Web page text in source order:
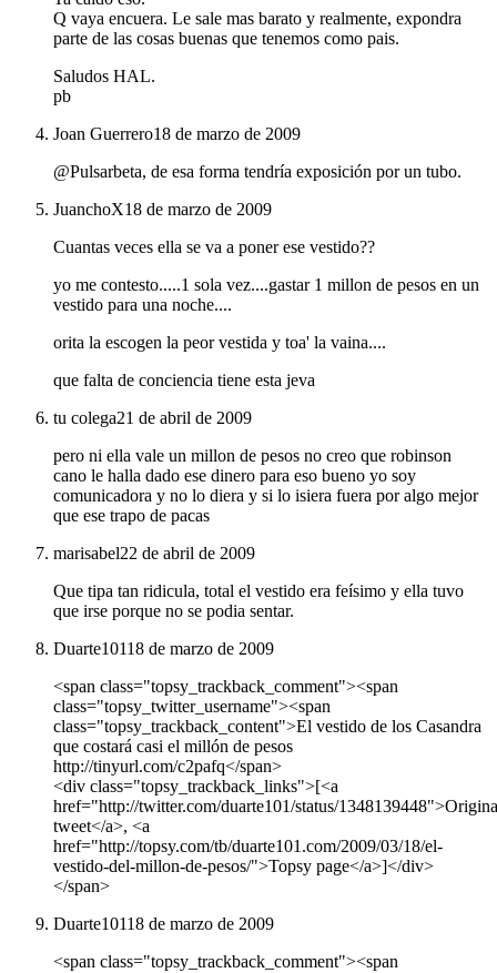
Q vaya encuera. Le sale mas barato y realmente, expondra
parte de las cosas buenas que tenemos como pais.
Saludos HAL.
pb
Joan Guerrero18 de marzo de 2009
@Pulsarbeta, de esa forma tendría exposición por un tubo.
JuanchoX18 de marzo de 2009
Cuantas veces ella se va a poner ese vestido??
yo me contesto.....1 sola vez....gastar 1 millon de pesos en un
vestido para una noche....
orita la escogen la peor vestida y toa' la vaina....
que falta de conciencia tiene esta jeva
tu colega21 de abril de 2009
pero ni ella vale un millon de pesos no creo que robinson
cano le halla dado ese dinero para eso bueno yo soy
comunicadora y no lo diera y si lo isiera fuera por algo mejor
que ese trapo de pacas
marisabel22 de abril de 2009
Que tipa tan ridicula, total el vestido era feísimo y ella tuvo
que irse porque no se podia sentar.
Duarte10118 de marzo de 2009
<span class="topsy_trackback_comment"><span
class="topsy_twitter_username"><span
class="topsy_trackback_content">El vestido de los Casandra
que costará casi el millón de pesos
http://tinyurl.com/c2pafq</span>
<div class="topsy_trackback_links">[<a
href="http://twitter.com/duarte101/status/
tweet</a>, <a
href="http://topsy.com/tb/duarte101.com/2009/03/18/el-
vestido-del-millon-de-pesos/">Topsy page</a>]</div>
</span>
Duarte10118 de marzo de 2009
<span class="topsy_trackback_comment"><span